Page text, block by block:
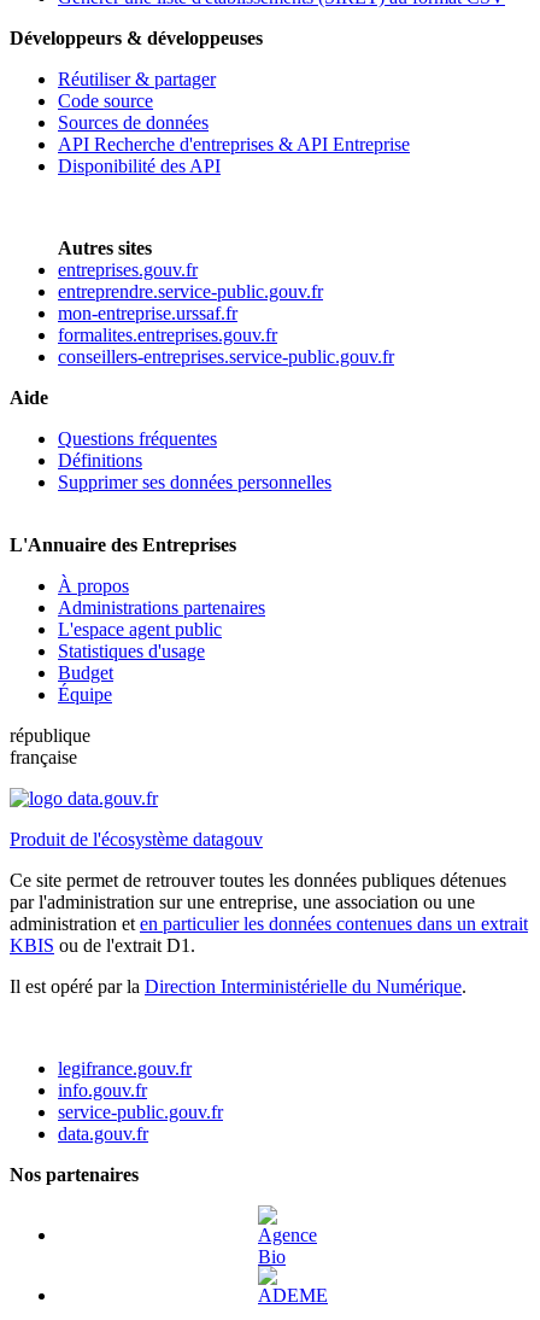
Développeurs & développeuses
Réutiliser & partager
Code source
Sources de données
API Recherche d'entreprises & API Entreprise
Disponibilité des API
Autres sites
entreprises.gouv.fr
entreprendre.service-public.gouv.fr
mon-entreprise.urssaf.fr
formalites.entreprises.gouv.fr
conseillers-entreprises.service-public.gouv.fr
Aide
Questions fréquentes
Définitions
Supprimer ses données personnelles
L'Annuaire des Entreprises
À propos
Administrations partenaires
L'espace agent public
Statistiques d'usage
Budget
Équipe
république
française
Produit de l'écosystème datagouv
Ce site permet de retrouver toutes les données publiques détenues
par l'administration sur une entreprise, une association ou une
administration et en particulier les données contenues dans un extrait
KBIS ou de l'extrait D1.
Il est opéré par la Direction Interministérielle du Numérique.
legifrance.gouv.fr
info.gouv.fr
service-public.gouv.fr
data.gouv.fr
Nos partenaires